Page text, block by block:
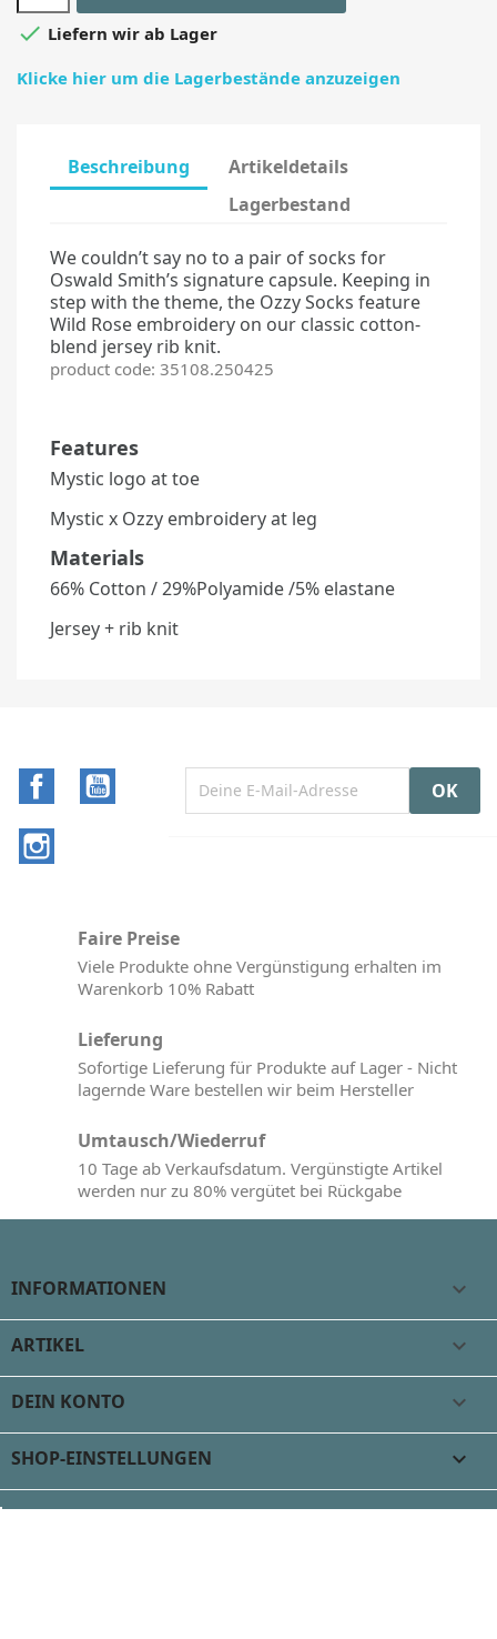
 Liefern wir ab Lager
Klicke hier um die Lagerbestände anzuzeigen
Beschreibung
Artikeldetails
Lagerbestand
We couldn’t say no to a pair of socks for
Oswald Smith’s signature capsule. Keeping in
step with the theme, the Ozzy Socks feature
Wild Rose embroidery on our classic cotton-
blend jersey rib knit.
product code: 35108.250425
Features
Mystic logo at toe
Mystic x Ozzy embroidery at leg
Materials
66% Cotton / 29%Polyamide /5% elastane
Jersey + rib knit
Facebook
Faire Preise
Viele Produkte ohne Vergünstigung erhalten im
Warenkorb 10% Rabatt
Lieferung
Sofortige Lieferung für Produkte auf Lager - Nicht
lagernde Ware bestellen wir beim Hersteller
Umtausch/Wiederruf
10 Tage ab Verkaufsdatum. Vergünstigte Artikel
werden nur zu 80% vergütet bei Rückgabe
INFORMATIONEN 
ARTIKEL 
DEIN KONTO 
SHOP-EINSTELLUNGEN keyboard_arrow_down